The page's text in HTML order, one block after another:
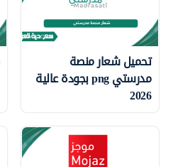
تحميل شعار منصة
مدرستي png بجودة عالية
2026